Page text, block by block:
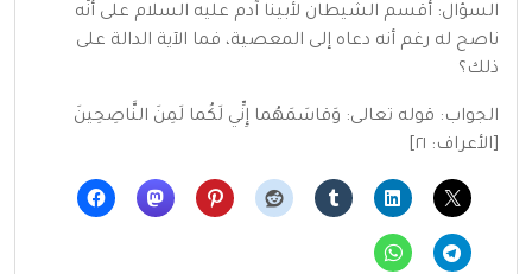
السؤال: أقسم الشيطان لأبينا آدم عليه السلام على أنّه
ناصح له رغم أنه دعاه إلى المعصية، فما الآية الدالة على
ذلك؟
الجواب: قوله تعالى: وَقاسَمَهُما إِنِّي لَكُما لَمِنَ النَّاصِحِينَ
[الأعراف: ٢١]